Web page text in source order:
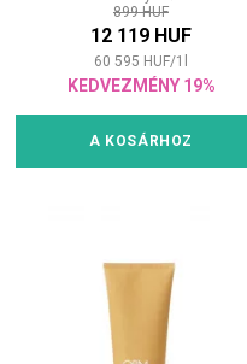
899 HUF
12 119 HUF
60 595 HUF/1
KEDVEZMÉNY 19%
A KOSÁRHOZ